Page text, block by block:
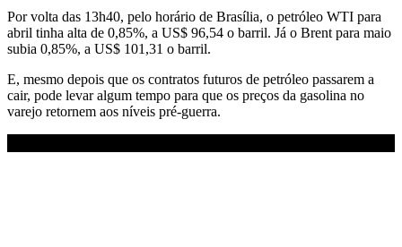
Por volta das 13h40, pelo horário de Brasília, o petróleo WTI para
abril tinha alta de 0,85%, a US$ 96,54 o barril. Já o Brent para maio
subia 0,85%, a US$ 101,31 o barril.
E, mesmo depois que os contratos futuros de petróleo passarem a
cair, pode levar algum tempo para que os preços da gasolina no
varejo retornem aos níveis pré-guerra.